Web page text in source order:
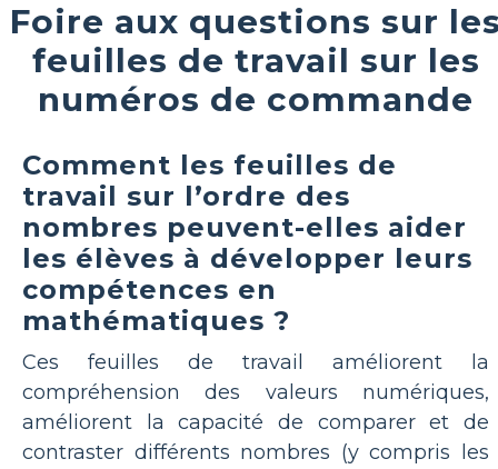
Foire aux questions sur
feuilles de travail sur les
numéros de commande
Comment les feuilles de
travail sur l’ordre des
nombres peuvent-elles aider
les élèves à développer leurs
compétences en
mathématiques ?
Ces feuilles de travail améliorent la
compréhension des valeurs numériques,
améliorent la capacité de comparer et de
contraster différents nombres (y compris les